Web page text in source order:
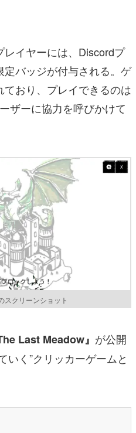
レイヤーには、Discordプ
バッジが付与される。ゲ
おり、プレイできるのは
ザーに協力を呼びかけて
スクリーンショット
Last Meadow』 が公開
いく”クリッカーゲームと